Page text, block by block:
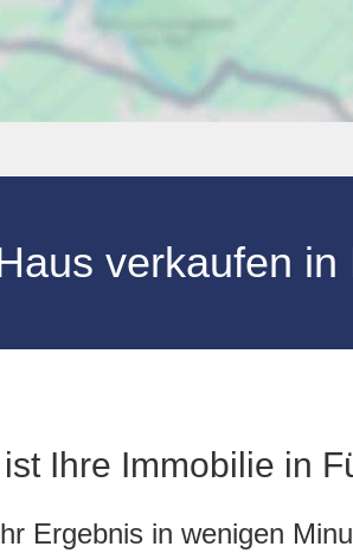
verkaufen in
Ihre Immobilie in
Ergebnis in wenigen